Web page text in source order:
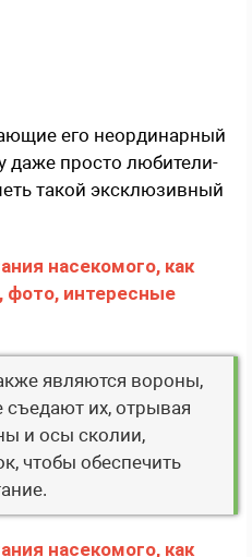
его неординарный
даже просто любители-
такой эксклюзивный
являются вороны,
их, отрывая
и осы сколии,
чтобы обеспечить